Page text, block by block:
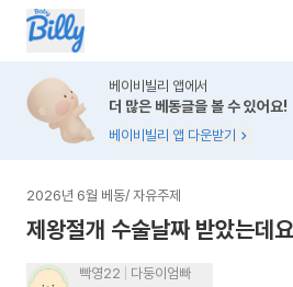
베이비빌리 앱에서
더 많은 베동글을 볼 수 있어요!
베이비빌리 앱 다운받기
2026년 6월 베동/ 자유주제
제왕절개 수술날짜 받았는데
빡영22
다둥이엄빠